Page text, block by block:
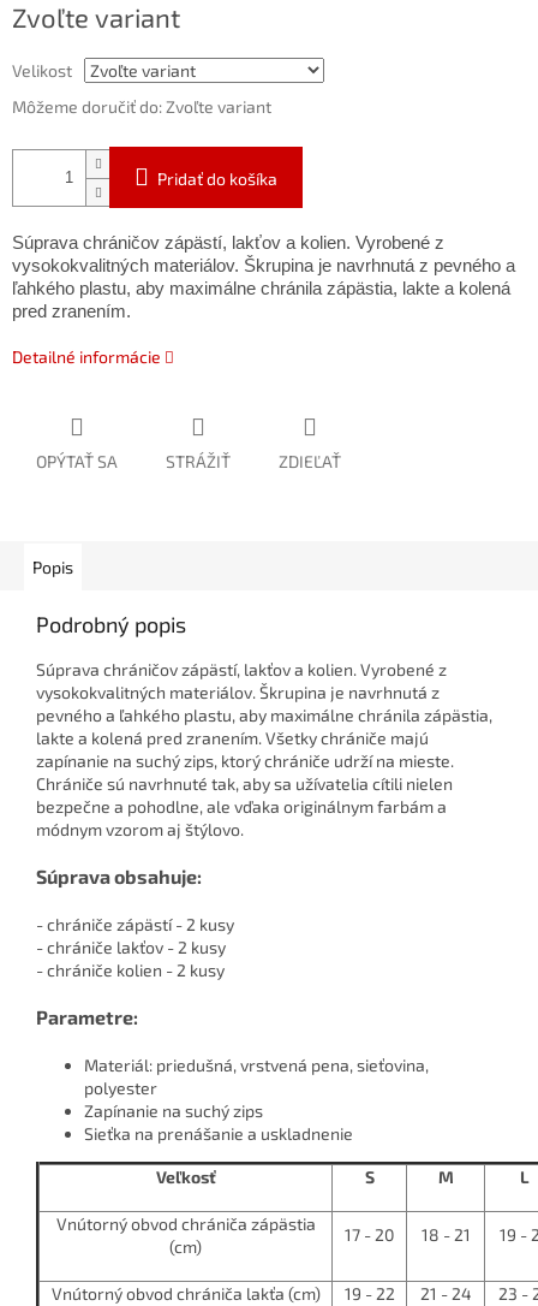
cena:
Zvoľte variant
Velikost
Môžeme doručiť do: Zvoľte variant
Pridať do košíka
Súprava chráničov zápästí, lakťov a kolien. Vyrobené z
vysokokvalitných materiálov. Škrupina je navrhnutá z pevného a
ľahkého plastu, aby maximálne chránila zápästia, lakte a kolená
pred zranením.
Detailné informácie
OPÝTAŤ SA STRÁŽIŤ ZDIEĽAŤ
Popis
Podrobný popis
Súprava chráničov zápästí, lakťov a kolien. Vyrobené z
vysokokvalitných materiálov. Škrupina je navrhnutá z
pevného a ľahkého plastu, aby maximálne chránila zápästia,
lakte a kolená pred zranením. Všetky chrániče majú
zapínanie na suchý zips, ktorý chrániče udrží na mieste.
Chrániče sú navrhnuté tak, aby sa užívatelia cítili nielen
bezpečne a pohodlne, ale vďaka originálnym farbám a
módnym vzorom aj štýlovo.
Súprava obsahuje:
- chrániče zápästí - 2 kusy
- chrániče lakťov - 2 kusy
- chrániče kolien - 2 kusy
Parametre:
Materiál: priedušná, vrstvená pena, sieťovina,
polyester
Zapínanie na suchý zips
Sieťka na prenášanie a uskladnenie
Veľkosť S M L
Vnútorný obvod chrániča zápästia
(cm)
17 - 20 18 - 21 19 -
Vnútorný obvod chrániča lakťa (cm) 19 - 22 21 - 24 23 -